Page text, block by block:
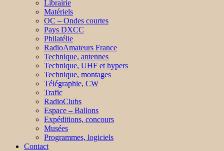
Librairie
Matériels
OC – Ondes courtes
Pays DXCC
Philatélie
RadioAmateurs France
Technique, antennes
Technique, UHF et hypers
Technique, montages
Télégraphie, CW
Trafic
RadioClubs
Espace – Ballons
Expéditions, concours
Musées
Programmes, logiciels
Contact